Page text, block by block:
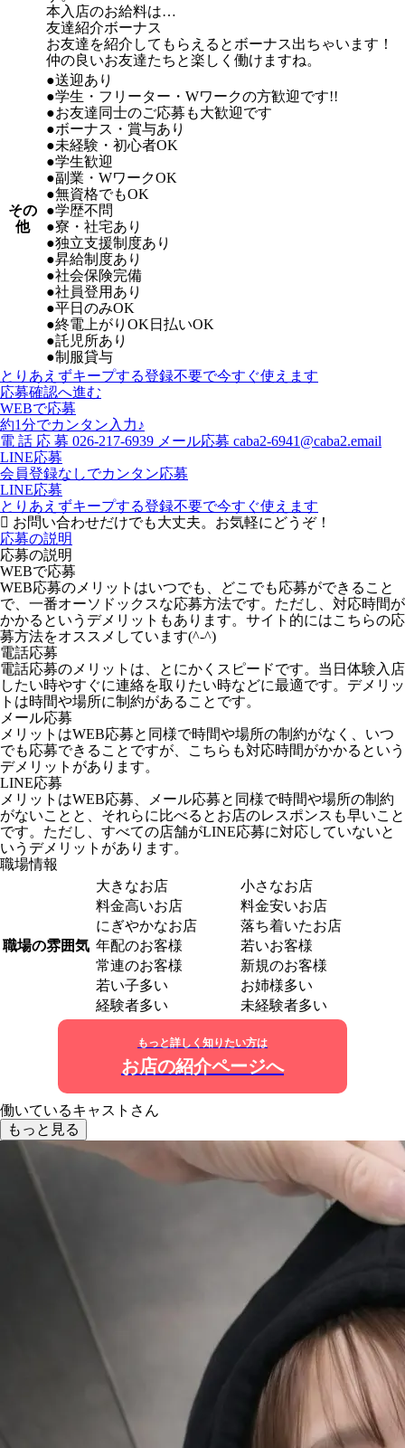
本入店のお給料は…
友達紹介ボーナス
お友達を紹介してもらえるとボーナス出ちゃいます！
仲の良いお友達たちと楽しく働けますね。
その
他
●送迎あり
●学生・フリーター・Wワークの方歓迎です!!
●お友達同士のご応募も大歓迎です
●ボーナス・賞与あり
●未経験・初心者OK
●学生歓迎
●副業・WワークOK
●無資格でもOK
●学歴不問
●寮・社宅あり
●独立支援制度あり
●昇給制度あり
●社会保険完備
●社員登用あり
●平日のみOK
●終電上がりOK日払いOK
●託児所あり
●制服貸与
とりあえずキープする登録不要で今すぐ使えます
応募確認へ進む
WEBで応募
約1分でカンタン入力♪
電 話 応 募 026-217-6939 メール応募 caba2-6941@caba2.email
LINE応募
会員登録なしでカンタン応募
LINE応募
とりあえずキープする登録不要で今すぐ使えます
お問い合わせだけでも大丈夫。お気軽にどうぞ！
応募の説明
応募の説明
WEBで応募
WEB応募のメリットはいつでも、どこでも応募ができること
で、一番オーソドックスな応募方法です。ただし、対応時間が
かかるというデメリットもあります。サイト的にはこちらの応
募方法をオススメしています(^-^)
電話応募
電話応募のメリットは、とにかくスピードです。当日体験入店
したい時やすぐに連絡を取りたい時などに最適です。デメリッ
トは時間や場所に制約があることです。
メール応募
メリットはWEB応募と同様で時間や場所の制約がなく、いつ
でも応募できることですが、こちらも対応時間がかかるという
デメリットがあります。
LINE応募
メリットはWEB応募、メール応募と同様で時間や場所の制約
がないことと、それらに比べるとお店のレスポンスも早いこと
です。ただし、すべての店舗がLINE応募に対応していないと
いうデメリットがあります。
職場情報
職場の雰囲気
大きなお店
小さなお店
料金高いお店
料金安いお店
にぎやかなお店
落ち着いたお店
年配のお客様
若いお客様
常連のお客様
新規のお客様
若い子多い
お姉様多い
経験者多い
未経験者多い
もっと詳しく知りたい方は
お店の紹介ページへ
働いているキャストさん
もっと見る